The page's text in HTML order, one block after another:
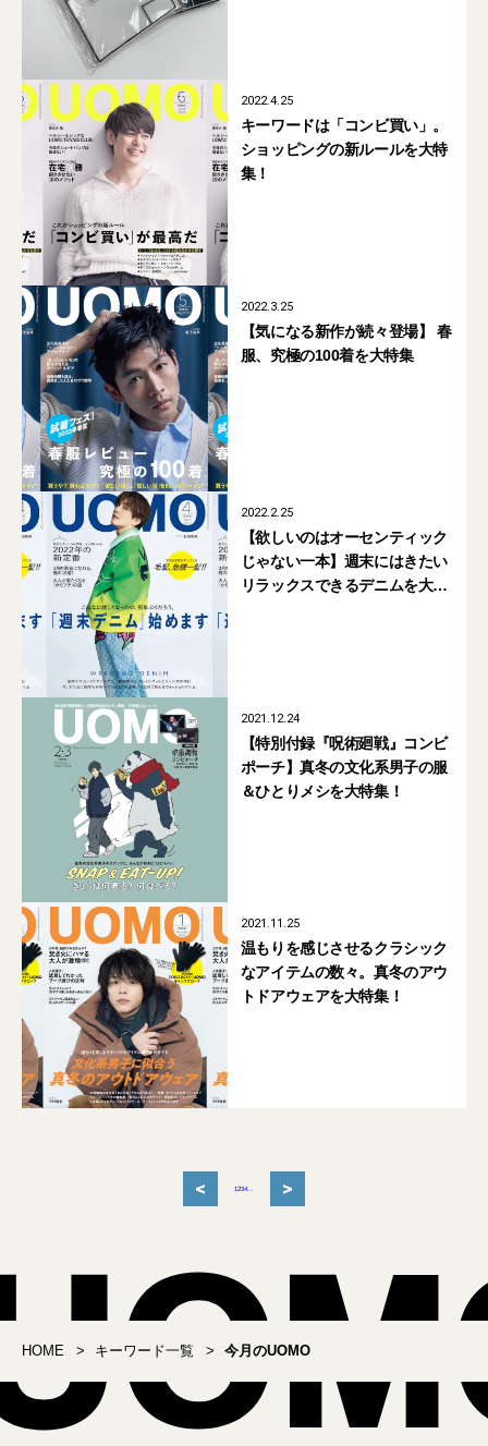
2022.4.25
キーワードは「コンビ買い」。
ショッピングの新ルールを大特
集！
2022.3.25
【気になる新作が続々登場】 春
服、究極の100着を大特集
2022.2.25
【欲しいのはオーセンティック
じゃない一本】週末にはきたい
リラックスできるデニムを大特
2021.12.24
【特別付録『呪術廻戦』コンビ
ポーチ】真冬の文化系男子の服
＆ひとりメシを大特集！
2021.11.25
温もりを感じさせるクラシック
なアイテムの数々。真冬のアウ
トドアウェアを大特集！
< 1234 >
HOME キーワード一覧 今月のUOMO